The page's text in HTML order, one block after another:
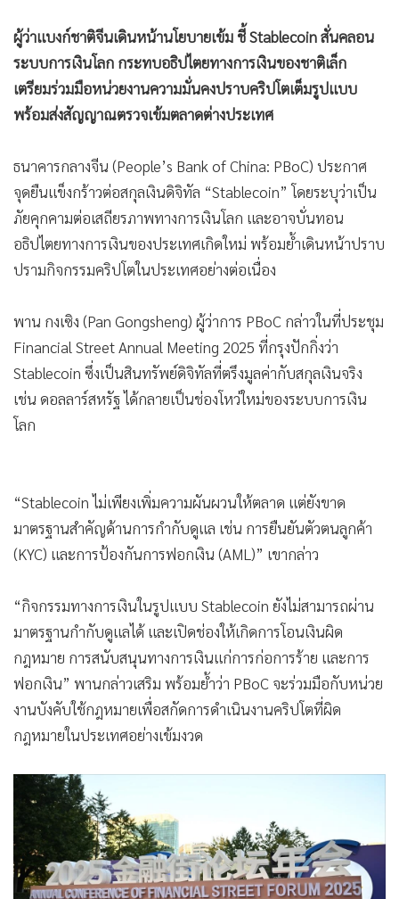
• ชุมชน-คุณภาพชีวิต
• อาชญากรรม
• Motoring
• เกม
• SMEs
• หุ้น
• อินโดจีน
• กองทุนรวม
• Celeb Online
•
News1
• Gotomanager
ผู้ว่าแบงก์ชาติจีนเดินหน้านโยบายเข้ม ชี้ Stablecoin สั่นคลอน
ระบบการเงินโลก กระทบอธิปไตยทางการเงินของชาติเล็ก
เตรียมร่วมมือหน่วยงานความมั่นคงปราบคริปโตเต็มรูปแบบ
พร้อมส่งสัญญาณตรวจเข้มตลาดต่างประเทศ
ธนาคารกลางจีน (People’s Bank of China: PBoC) ประกาศ
จุดยืนแข็งกร้าวต่อสกุลเงินดิจิทัล “Stablecoin” โดยระบุว่าเป็น
ภัยคุกคามต่อเสถียรภาพทางการเงินโลก และอาจบั่นทอน
อธิปไตยทางการเงินของประเทศเกิดใหม่ พร้อมย้ำเดินหน้าปราบ
ปรามกิจกรรมคริปโตในประเทศอย่างต่อเนื่อง
พาน กงเซิง (Pan Gongsheng) ผู้ว่าการ PBoC กล่าวในที่ประชุม
Financial Street Annual Meeting 2025 ที่กรุงปักกิ่งว่า
Stablecoin ซึ่งเป็นสินทรัพย์ดิจิทัลที่ตรึงมูลค่ากับสกุลเงินจริง
เช่น ดอลลาร์สหรัฐ ได้กลายเป็นช่องโหว่ใหม่ของระบบการเงิน
โลก
“Stablecoin ไม่เพียงเพิ่มความผันผวนให้ตลาด แต่ยังขาด
มาตรฐานสำคัญด้านการกำกับดูแล เช่น การยืนยันตัวตนลูกค้า
(KYC) และการป้องกันการฟอกเงิน (AML)” เขากล่าว
“กิจกรรมทางการเงินในรูปแบบ Stablecoin ยังไม่สามารถผ่าน
มาตรฐานกำกับดูแลได้ และเปิดช่องให้เกิดการโอนเงินผิด
กฎหมาย การสนับสนุนทางการเงินแก่การก่อการร้าย และการ
ฟอกเงิน” พานกล่าวเสริม พร้อมย้ำว่า PBoC จะร่วมมือกับหน่วย
งานบังคับใช้กฎหมายเพื่อสกัดการดำเนินงานคริปโตที่ผิด
กฎหมายในประเทศอย่างเข้มงวด